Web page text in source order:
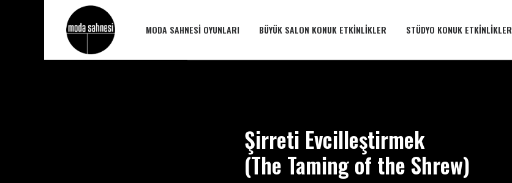
MODA SAHNESI OYUNLARI BÜYÜK SALON KONUK ETKINLIKLER STÜDYO KONUK ETKINLIKLER
Şirreti Evcilleştirmek
(The Taming of the Shrew)